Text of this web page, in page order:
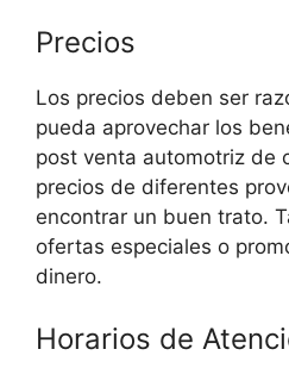
Precios
Los precios deben ser
pueda aprovechar los
post venta automotriz de
precios de diferentes
encontrar un buen trato.
ofertas especiales o
dinero.
Horarios de